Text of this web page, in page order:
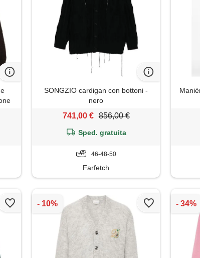
SONGZIO cardigan con bottoni -
nero
741,00 € 856,00 €
Sped. gratuita
46-48-50
Farfetch